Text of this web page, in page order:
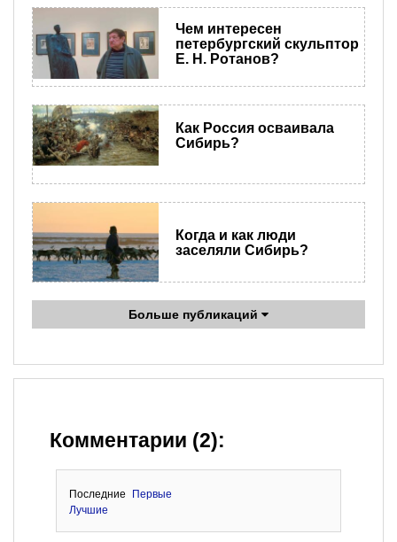
Чем интересен
петербургский скульптор
Е. Н. Ротанов?
Как Россия осваивала
Сибирь?
Когда и как люди
заселяли Сибирь?
Больше публикаций
Комментарии (2):
Последние
Первые
Лучшие